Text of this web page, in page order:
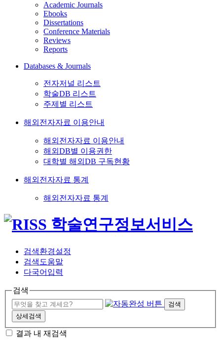
Academic Journals
Ebooks
Dissertations
Conference Materials
Reviews
Reports
Databases & Journals
전자저널 리스트
학술DB 리스트
주제별 리스트
해외전자자료 이용안내
해외전자자료 이용안내
해외DB별 이용권한
대학별 해외DB 구독현황
해외전자자료 통계
해외전자자료 통계
검색환경설정
검색도움말
다국어입력
검색
검색
상세검색
결과 내 재검색